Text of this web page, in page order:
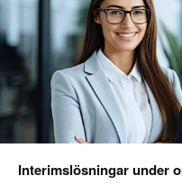
Interimslösningar under